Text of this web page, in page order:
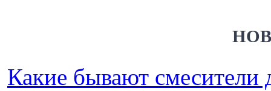
Какие бывают смесители